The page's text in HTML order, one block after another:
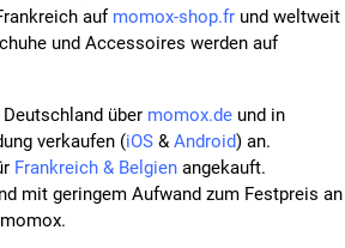
auf momox-shop.fr und weltweit
und Accessoires werden auf
über momox.de und in
verkaufen (iOS & Android) an.
Frankreich & Belgien angekauft.
mit geringem Aufwand zum Festpreis an